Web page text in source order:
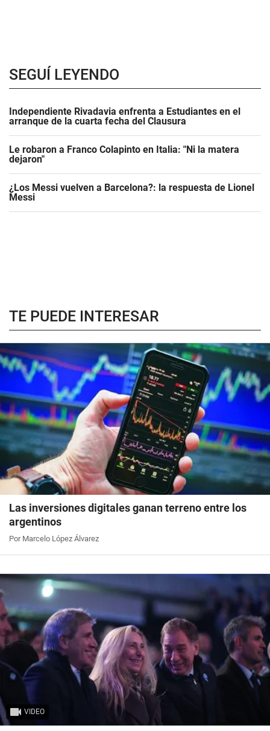
SEGUÍ LEYENDO
Independiente Rivadavia enfrenta a Estudiantes en el
arranque de la cuarta fecha del Clausura
Le robaron a Franco Colapinto en Italia: "Ni la matera
dejaron"
¿Los Messi vuelven a Barcelona?: la respuesta de Lionel
Messi
TE PUEDE INTERESAR
Las inversiones digitales ganan terreno entre los
argentinos
Por Marcelo López Álvarez
VIDEO